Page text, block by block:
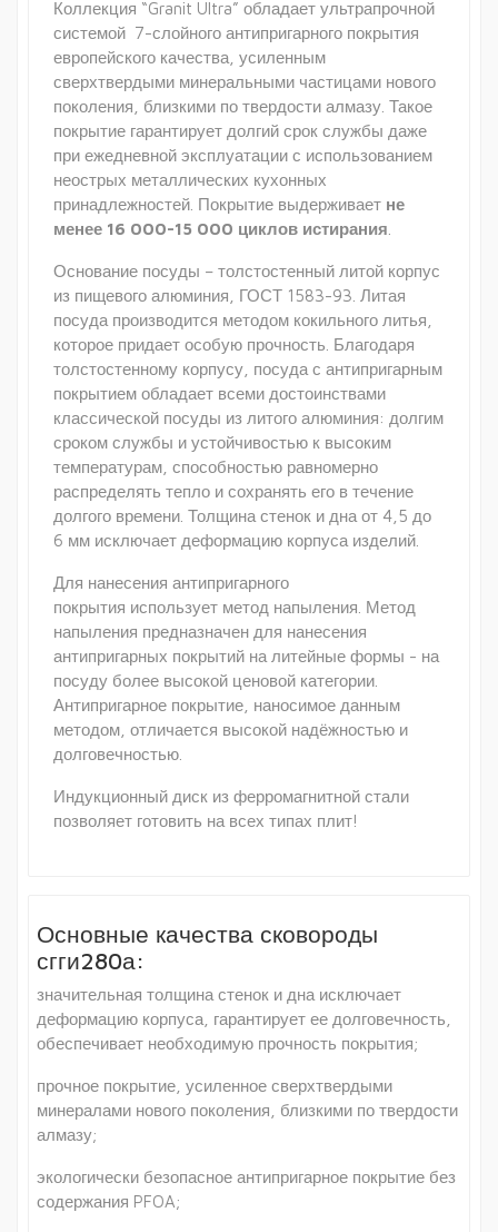
Коллекция “Granit Ultra” обладает ультрапрочной
системой 7-слойного антипригарного покрытия
европейского качества, усиленным
сверхтвердыми минеральными частицами нового
поколения, близкими по твердости алмазу. Такое
покрытие гарантирует долгий срок службы даже
при ежедневной эксплуатации с использованием
неострых металлических кухонных
принадлежностей. Покрытие выдерживает не
менее 16 000-15 000 циклов истирания
Основание посуды – толстостенный литой корпус
из пищевого алюминия, ГОСТ 1583-93. Литая
посуда производится методом кокильного литья,
которое придает особую прочность. Благодаря
толстостенному корпусу, посуда с антипригарным
покрытием обладает всеми достоинствами
классической посуды из литого алюминия: долгим
сроком службы и устойчивостью к высоким
температурам, способностью равномерно
распределять тепло и сохранять его в течение
долгого времени. Толщина стенок и дна от 4,5 до
6 мм исключает деформацию корпуса изделий.
Для нанесения антипригарного
покрытия использует метод напыления. Метод
напыления предназначен для нанесения
антипригарных покрытий на литейные формы - на
посуду более высокой ценовой категории.
Антипригарное покрытие, наносимое данным
методом, отличается высокой надёжностью и
долговечностью.
Индукционный диск из ферромагнитной стали
позволяет готовить на всех типах плит!
Основные качества сковороды
сгги280а:
значительная толщина стенок и дна исключает
деформацию корпуса, гарантирует ее долговечность,
обеспечивает необходимую прочность покрытия;
прочное покрытие, усиленное сверхтвердыми
минералами нового поколения, близкими по твердости
алмазу;
экологически безопасное антипригарное покрытие без
содержания PFOA;